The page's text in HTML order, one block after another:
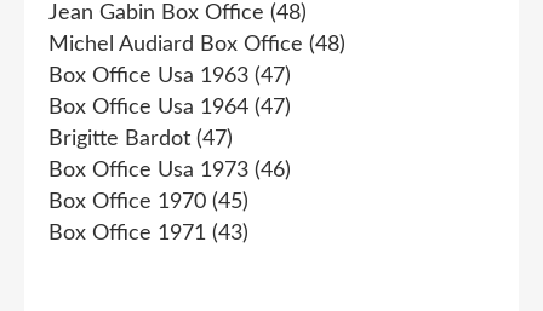
Jean Gabin Box Office (48)
Michel Audiard Box Office (48)
Box Office Usa 1963 (47)
Box Office Usa 1964 (47)
Brigitte Bardot (47)
Box Office Usa 1973 (46)
Box Office 1970 (45)
Box Office 1971 (43)